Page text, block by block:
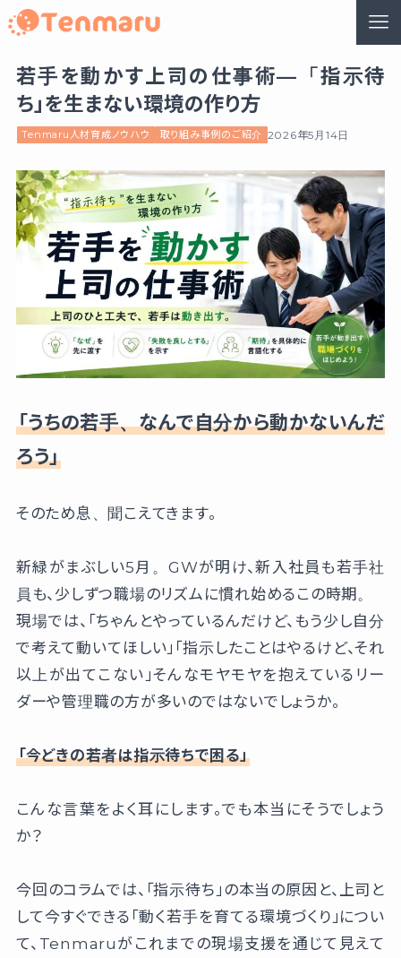
若手を動かす上司の仕事術—「指示待
ち」を生まない環境の作り方
Tenmaru人材育成ノウハウ 取り組み事例のご紹介 2026年5月14日
「うちの若手、なんで自分から動かないんだ
ろう」
そのため息、聞こえてきます。
新緑がまぶしい5月。GWが明け、新入社員も若手社
員も、少しずつ職場のリズムに慣れ始めるこの時期。
現場では、「ちゃんとやっているんだけど、もう少し自分
で考えて動いてほしい」「指示したことはやるけど、それ
以上が出てこない」そんなモヤモヤを抱えているリー
ダーや管理職の方が多いのではないでしょうか。
「今どきの若者は指示待ちで困る」
こんな言葉をよく耳にします。でも本当にそうでしょう
か？
今回のコラムでは、「指示待ち」の本当の原因と、上司と
して今すぐできる「動く若手を育てる環境づくり」につい
て、Tenmaruがこれまでの現場支援を通じて見えて